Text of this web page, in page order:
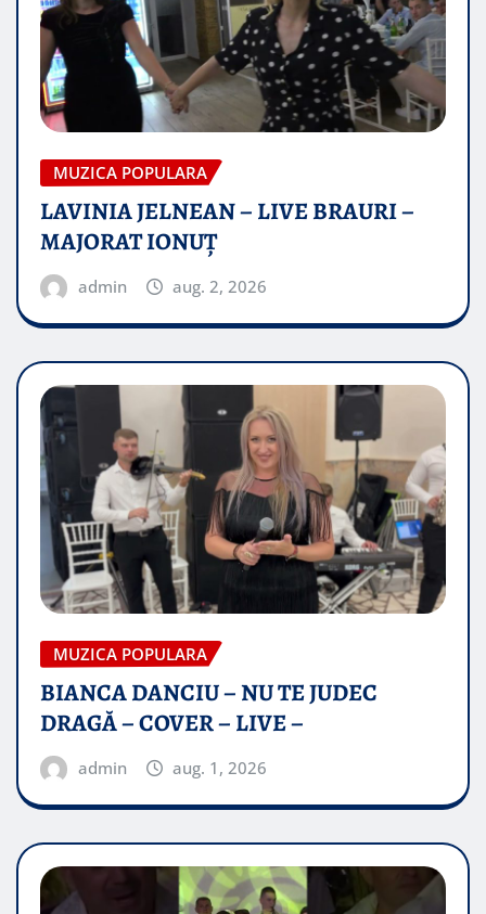
MUZICA POPULARA
LAVINIA JELNEAN – LIVE BRAURI –
MAJORAT IONUŢ
admin aug. 2, 2026
MUZICA POPULARA
BIANCA DANCIU – NU TE JUDEC
DRAGĂ – COVER – LIVE –
admin aug. 1, 2026